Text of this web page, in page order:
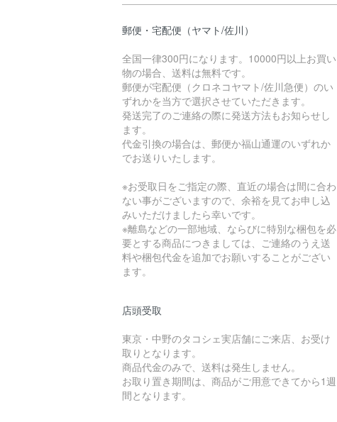
郵便・宅配便（ヤマト/佐川）
全国一律300円になります。10000円以上お買い
物の場合、送料は無料です。
郵便が宅配便（クロネコヤマト/佐川急便）のい
ずれかを当方で選択させていただきます。
発送完了のご連絡の際に発送方法もお知らせし
ます。
代金引換の場合は、郵便か福山通運のいずれか
でお送りいたします。
※お受取日をご指定の際、直近の場合は間に合わ
ない事がございますので、余裕を見てお申し込
みいただけましたら幸いです。
※離島などの一部地域、ならびに特別な梱包を必
要とする商品につきましては、ご連絡のうえ送
料や梱包代金を追加でお願いすることがござい
ます。
店頭受取
東京・中野のタコシェ実店舗にご来店、お受け
取りとなります。
商品代金のみで、送料は発生しません。
お取り置き期間は、商品がご用意できてから1週
間となります。